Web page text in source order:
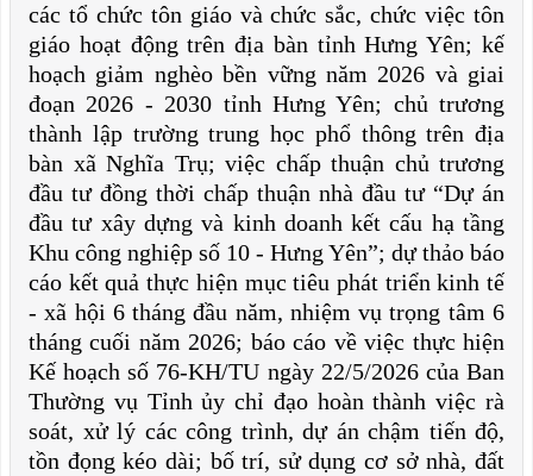
các tổ chức tôn giáo và chức sắc, chức việc tôn
giáo hoạt động trên địa bàn tỉnh Hưng Yên; kế
hoạch giảm nghèo bền vững năm 2026 và giai
đoạn 2026 - 2030 tỉnh Hưng Yên; chủ trương
thành lập trường trung học phổ thông trên địa
bàn xã Nghĩa Trụ; việc chấp thuận chủ trương
đầu tư đồng thời chấp thuận nhà đầu tư “Dự án
đầu tư xây dựng và kinh doanh kết cấu hạ tầng
Khu công nghiệp số 10 - Hưng Yên”; dự thảo báo
cáo kết quả thực hiện mục tiêu phát triển kinh tế
- xã hội 6 tháng đầu năm, nhiệm vụ trọng tâm 6
tháng cuối năm 2026; báo cáo về việc thực hiện
Kế hoạch số 76-KH/TU ngày 22/5/2026 của Ban
Thường vụ Tỉnh ủy chỉ đạo hoàn thành việc rà
soát, xử lý các công trình, dự án chậm tiến độ,
tồn đọng kéo dài; bố trí, sử dụng cơ sở nhà, đất